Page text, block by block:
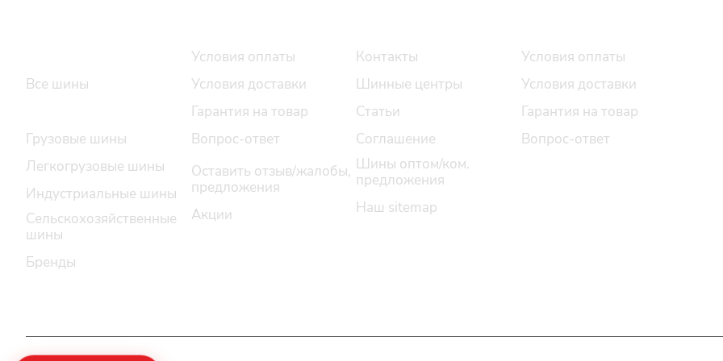
Все шины
Грузовые шины
Легкогрузовые шины
Индустриальные шины
Сельскохозяйственные
шины
Бренды
Условия оплаты
Условия доставки
Гарантия на товар
Вопрос-ответ
Оставить отзыв/жалобы,
предложения
Акции
Контакты
Шинные центры
Статьи
Соглашение
Шины оптом/ком.
предложения
Наш sitemap
Условия оплаты
Условия доставки
Гарантия на товар
Вопрос-ответ